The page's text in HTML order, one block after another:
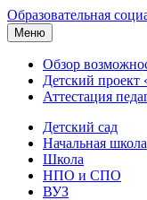
Образовательная
Меню
Обзор
Детский проект
Аттестация
Детский сад
Начальная школа
Школа
НПО и СПО
ВУЗ